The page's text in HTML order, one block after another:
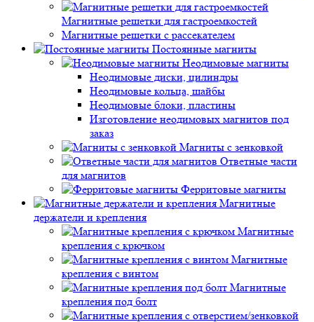
Магнитные решетки для гастроемкостей
Магнитные решетки с рассекателем
Постоянные магниты
Неодимовые магниты
Неодимовые диски, цилиндры
Неодимовые кольца, шайбы
Неодимовые блоки, пластины
Изготовление неодимовых магнитов под
заказ
Магниты с зенковкой
Ответные части
для магнитов
Ферритовые магниты
Магнитные
держатели и крепления
Магнитные
крепления с крючком
Магнитные
крепления с винтом
Магнитные
крепления под болт